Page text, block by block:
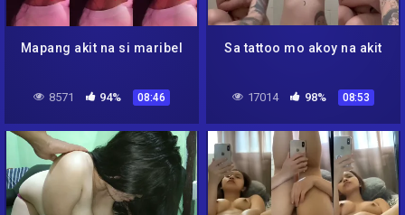
Mapang akit na si maribel
8571 94% 08:46
Sa tattoo mo akoy na akit
17014 98% 08:53